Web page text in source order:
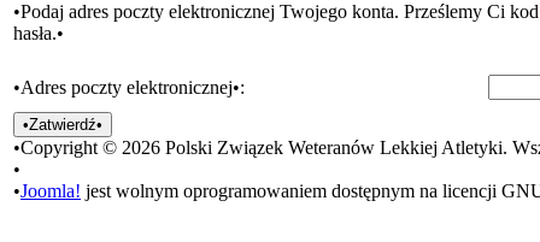
•Podaj adres poczty elektronicznej Twojego konta. Prześlemy Ci
hasła.•
•Adres poczty elektronicznej•:
•Zatwierdź•
•Copyright © 2026 Polski Związek Weteranów Lekkiej Atletyki.
•
•Joomla! jest wolnym oprogramowaniem dostępnym na licencji